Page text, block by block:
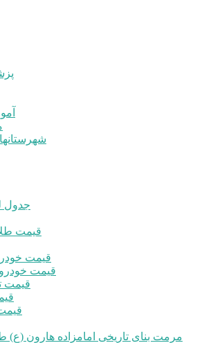
جدول
قیمت
قیمت
قیمت
قیمت
مرمت بنای تاریخی امامزاده هارون (ع)